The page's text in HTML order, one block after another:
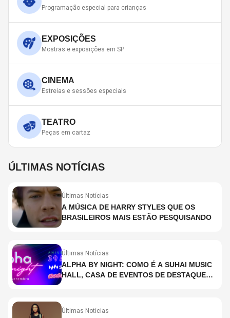
Programação especial para crianças
EXPOSIÇÕES
Mostras e exposições em SP
CINEMA
Estreias e sessões especiais
TEATRO
Peças em cartaz
ÚLTIMAS NOTÍCIAS
Últimas Notícias
A MÚSICA DE HARRY STYLES QUE OS
BRASILEIROS MAIS ESTÃO PESQUISANDO
Últimas Notícias
ALPHA BY NIGHT: COMO É A SUHAI MUSIC
HALL, CASA DE EVENTOS DE DESTAQUE
Últimas Notícias